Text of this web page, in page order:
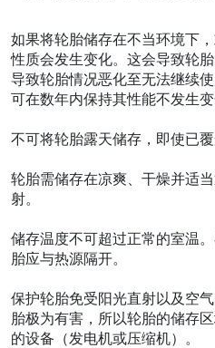
如果将轮胎储存在不当环境下
性质会发生变化。这会导致轮
导致轮胎情况恶化至无法继续
可在数年内保持其性能不发生变
不可将轮胎露天储存，即使已覆
轮胎需储存在凉爽、干燥并适
射。
储存温度不可超过正常的室温
胎应与热源隔开。
保护轮胎免受阳光直射以及空
胎极为有害，所以轮胎的储存
的设备（发电机或压缩机）。